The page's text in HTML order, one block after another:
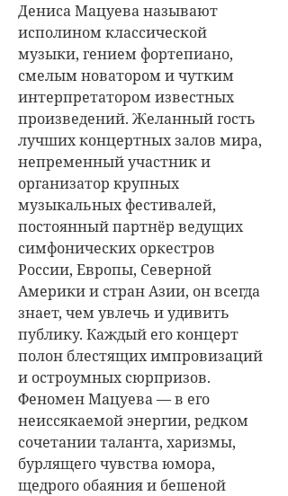
Дениса Мацуева называют
исполином классической
музыки, гением фортепиано,
смелым новатором и чутким
интерпретатором известных
произведений. Желанный гость
лучших концертных залов мира,
непременный участник и
организатор крупных
музыкальных фестивалей,
постоянный партнёр ведущих
симфонических оркестров
России, Европы, Северной
Америки и стран Азии, он всегда
знает, чем увлечь и удивить
публику. Каждый его концерт
полон блестящих импровизаций
и остроумных сюрпризов.
Феномен Мацуева — в его
неиссякаемой энергии, редком
сочетании таланта, харизмы,
бурлящего чувства юмора,
щедрого обаяния и бешеной